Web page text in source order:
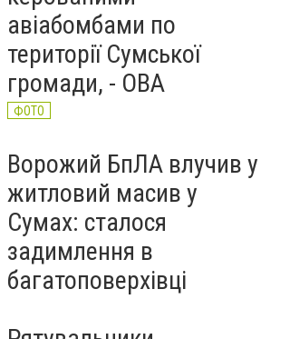
авіабомбами по
території Сумської
громади, - ОВА
ФОТО
Ворожий БпЛА влучив у
житловий масив у
Сумах: сталося
задимлення в
багатоповерхівці